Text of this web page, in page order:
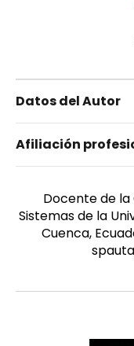
Datos del Autor
Pauta
Afiliación
Docente de
Sistemas de la
Cuenca,